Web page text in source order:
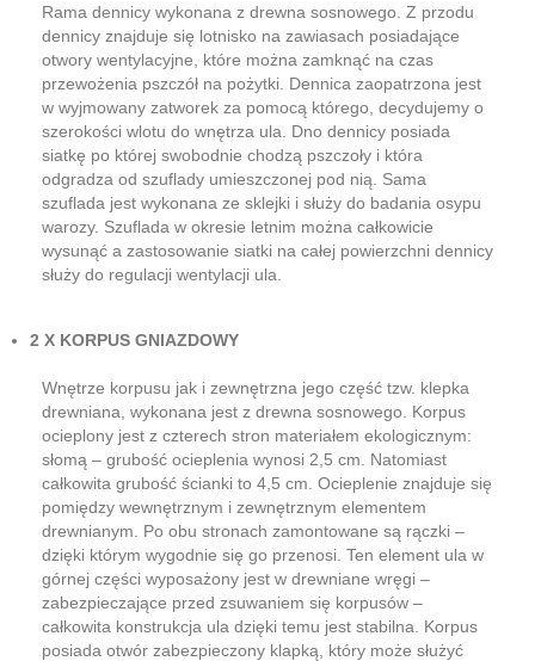
Rama dennicy wykonana z drewna sosnowego. Z przodu
dennicy znajduje się lotnisko na zawiasach posiadające
otwory wentylacyjne, które można zamknąć na czas
przewożenia pszczół na pożytki. Dennica zaopatrzona jest
w wyjmowany zatworek za pomocą którego, decydujemy o
szerokości wlotu do wnętrza ula. Dno dennicy posiada
siatkę po której swobodnie chodzą pszczoły i która
odgradza od szuflady umieszczonej pod nią. Sama
szuflada jest wykonana ze sklejki i służy do badania osypu
warozy. Szuflada w okresie letnim można całkowicie
wysunąć a zastosowanie siatki na całej powierzchni dennicy
służy do regulacji wentylacji ula.
2 X KORPUS GNIAZDOWY
Wnętrze korpusu jak i zewnętrzna jego część tzw. klepka
drewniana, wykonana jest z drewna sosnowego. Korpus
ocieplony jest z czterech stron materiałem ekologicznym:
słomą – grubość ocieplenia wynosi 2,5 cm. Natomiast
całkowita grubość ścianki to 4,5 cm. Ocieplenie znajduje się
pomiędzy wewnętrznym i zewnętrznym elementem
drewnianym. Po obu stronach zamontowane są rączki –
dzięki którym wygodnie się go przenosi. Ten element ula w
górnej części wyposażony jest w drewniane wręgi –
zabezpieczające przed zsuwaniem się korpusów –
całkowita konstrukcja ula dzięki temu jest stabilna. Korpus
posiada otwór zabezpieczony klapką, który może służyć